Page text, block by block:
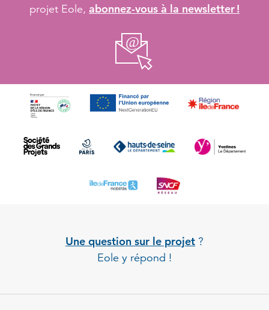
projet Eole, abonnez-vous à la newsletter !
Une question sur le projet ?
Eole y répond !